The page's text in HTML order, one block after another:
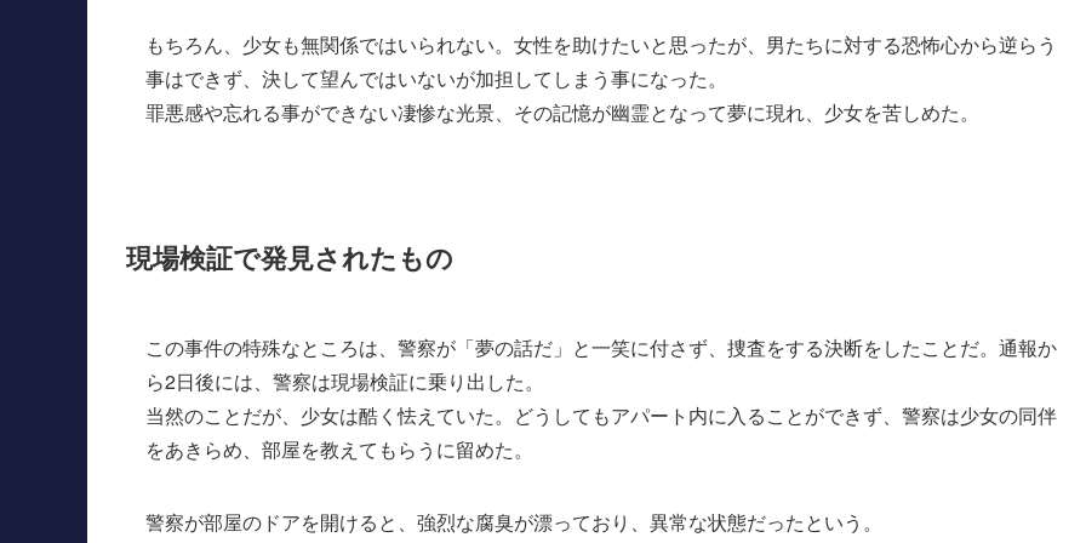
もちろん、少女も無関係ではいられない。女性を助けたいと思ったが、男たちに対する恐怖心から逆らう
事はできず、決して望んではいないが加担してしまう事になった。
罪悪感や忘れる事ができない凄惨な光景、その記憶が幽霊となって夢に現れ、少女を苦しめた。
現場検証で発見されたもの
この事件の特殊なところは、警察が「夢の話だ」と一笑に付さず、捜査をする決断をしたことだ。通報か
ら2日後には、警察は現場検証に乗り出した。
当然のことだが、少女は酷く怯えていた。どうしてもアパート内に入ることができず、警察は少女の同伴
をあきらめ、部屋を教えてもらうに留めた。
警察が部屋のドアを開けると、強烈な腐臭が漂っており、異常な状態だったという。